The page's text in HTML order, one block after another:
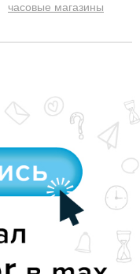
часовые магазины